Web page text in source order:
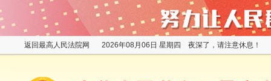
返回最高人民法院网 2026年08月06日 星期四 夜深了，请注意休息！